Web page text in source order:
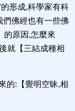
形成,科學家有科
們佛經也有一些佛
的原因,怎麼來
就【三結成種相
的:【覺明空昧,相